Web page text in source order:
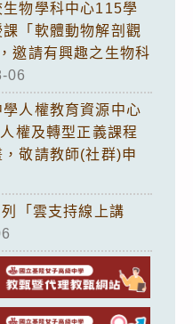
物學科中心115學
「軟體動物解剖觀
邀請有興趣之生物科
06
人權教育資源中心
權及轉型正義課程
敬請教師(社群)申
「雲支持線上講